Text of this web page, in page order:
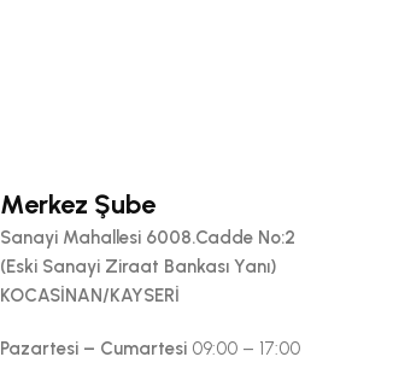
Merkez Şube
Sanayi Mahallesi 6008.Cadde No:2
(Eski Sanayi Ziraat Bankası Yanı)
KOCASİNAN/KAYSERİ
Pazartesi – Cumartesi09:00 – 17:00